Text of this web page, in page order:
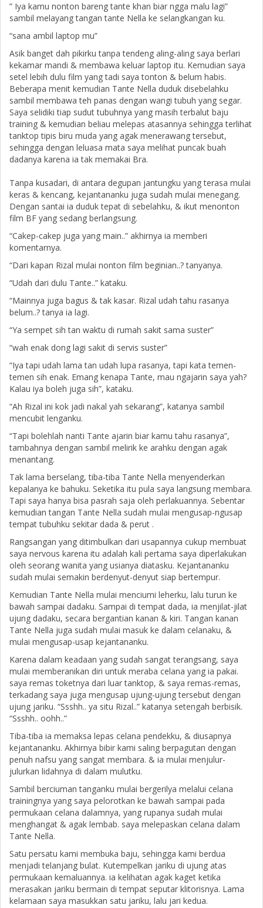
” Iya kamu nonton bareng tante khan biar ngga malu lagi”
sambil melayang tangan tante Nella ke selangkangan ku.
“sana ambil laptop mu”
Asik banget dah pikirku tanpa tendeng aling-aling saya berlari
kekamar mandi & membawa keluar laptop itu. Kemudian saya
setel lebih dulu film yang tadi saya tonton & belum habis.
Beberapa menit kemudian Tante Nella duduk disebelahku
sambil membawa teh panas dengan wangi tubuh yang segar.
Saya selidiki tiap sudut tubuhnya yang masih terbalut baju
training & kemudian beliau melepas atasannya sehingga terlihat
tanktop tipis biru muda yang agak menerawang tersebut,
sehingga dengan leluasa mata saya melihat puncak buah
dadanya karena ia tak memakai Bra.
Tanpa kusadari, di antara degupan jantungku yang terasa mulai
keras & kencang, kejantananku juga sudah mulai menegang.
Dengan santai ia duduk tepat di sebelahku, & ikut menonton
film BF yang sedang berlangsung.
“Cakep-cakep juga yang main..” akhirnya ia memberi
komentarnya.
“Dari kapan Rizal mulai nonton film beginian..? tanyanya.
“Udah dari dulu Tante..” kataku.
“Mainnya juga bagus & tak kasar. Rizal udah tahu rasanya
belum..? tanya ia lagi.
“Ya sempet sih tan waktu di rumah sakit sama suster”
“wah enak dong lagi sakit di servis suster”
“Iya tapi udah lama tan udah lupa rasanya, tapi kata temen-
temen sih enak. Emang kenapa Tante, mau ngajarin saya yah?
Kalau iya boleh juga sih”, kataku.
“Ah Rizal ini kok jadi nakal yah sekarang”, katanya sambil
mencubit lenganku.
“Tapi bolehlah nanti Tante ajarin biar kamu tahu rasanya”,
tambahnya dengan sambil melirik ke arahku dengan agak
menantang.
Tak lama berselang, tiba-tiba Tante Nella menyenderkan
kepalanya ke bahuku. Seketika itu pula saya langsung membara.
Tapi saya hanya bisa pasrah saja oleh perlakuannya. Sebentar
kemudian tangan Tante Nella sudah mulai mengusap-ngusap
tempat tubuhku sekitar dada & perut .
Rangsangan yang ditimbulkan dari usapannya cukup membuat
saya nervous karena itu adalah kali pertama saya diperlakukan
oleh seorang wanita yang usianya diatasku. Kejantananku
sudah mulai semakin berdenyut-denyut siap bertempur.
Kemudian Tante Nella mulai menciumi leherku, lalu turun ke
bawah sampai dadaku. Sampai di tempat dada, ia menjilat-jilat
ujung dadaku, secara bergantian kanan & kiri. Tangan kanan
Tante Nella juga sudah mulai masuk ke dalam celanaku, &
mulai mengusap-usap kejantananku.
Karena dalam keadaan yang sudah sangat terangsang, saya
mulai memberanikan diri untuk meraba celana yang ia pakai.
saya remas toketnya dari luar tanktop, & saya remas-remas,
terkadang saya juga mengusap ujung-ujung tersebut dengan
ujung jariku. “Ssshh.. ya situ Rizal..” katanya setengah berbisik.
“Ssshh.. oohh..”
Tiba-tiba ia memaksa lepas celana pendekku, & diusapnya
kejantananku. Akhirnya bibir kami saling berpagutan dengan
penuh nafsu yang sangat membara. & ia mulai menjulur-
julurkan lidahnya di dalam mulutku.
Sambil berciuman tanganku mulai bergerilya melalui celana
trainingnya yang saya pelorotkan ke bawah sampai pada
permukaan celana dalamnya, yang rupanya sudah mulai
menghangat & agak lembab. saya melepaskan celana dalam
Tante Nella.
Satu persatu kami membuka baju, sehingga kami berdua
menjadi telanjang bulat. Kutempelkan jariku di ujung atas
permukaan kemaluannya. ia kelihatan agak kaget ketika
merasakan jariku bermain di tempat seputar klitorisnya. Lama
kelamaan saya masukkan satu jariku, lalu jari kedua.